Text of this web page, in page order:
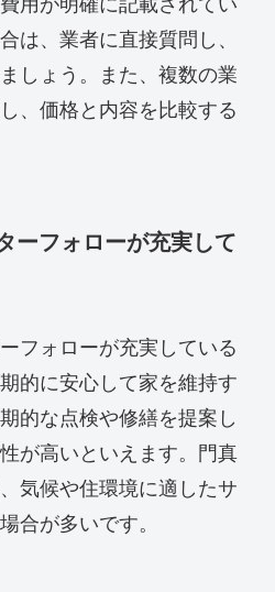
は、業者に直接質問し、
しょう。また、複数の業
、価格と内容を比較する
ーフォローが充実して
フォローが充実している
的に安心して家を維持す
的な点検や修繕を提案し
が高いといえます。門真
気候や住環境に適したサ
合が多いです。